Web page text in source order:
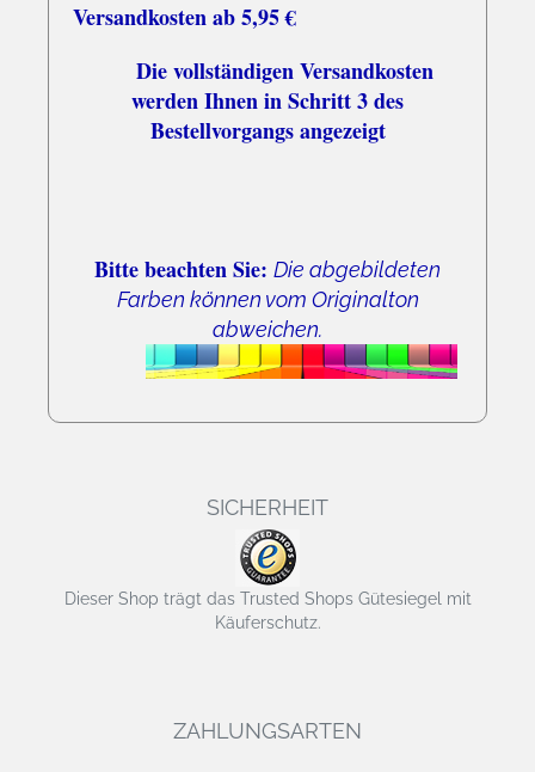
Versandkosten ab 5,95 €
Die vollständigen Versandkosten
werden Ihnen in Schritt 3 des
Bestellvorgangs angezeigt
Bitte beachten Sie: Die abgebildeten
Farben können vom Originalton
abweichen.
SICHERHEIT
Dieser Shop trägt das Trusted Shops Gütesiegel mit
Käuferschutz.
ZAHLUNGSARTEN